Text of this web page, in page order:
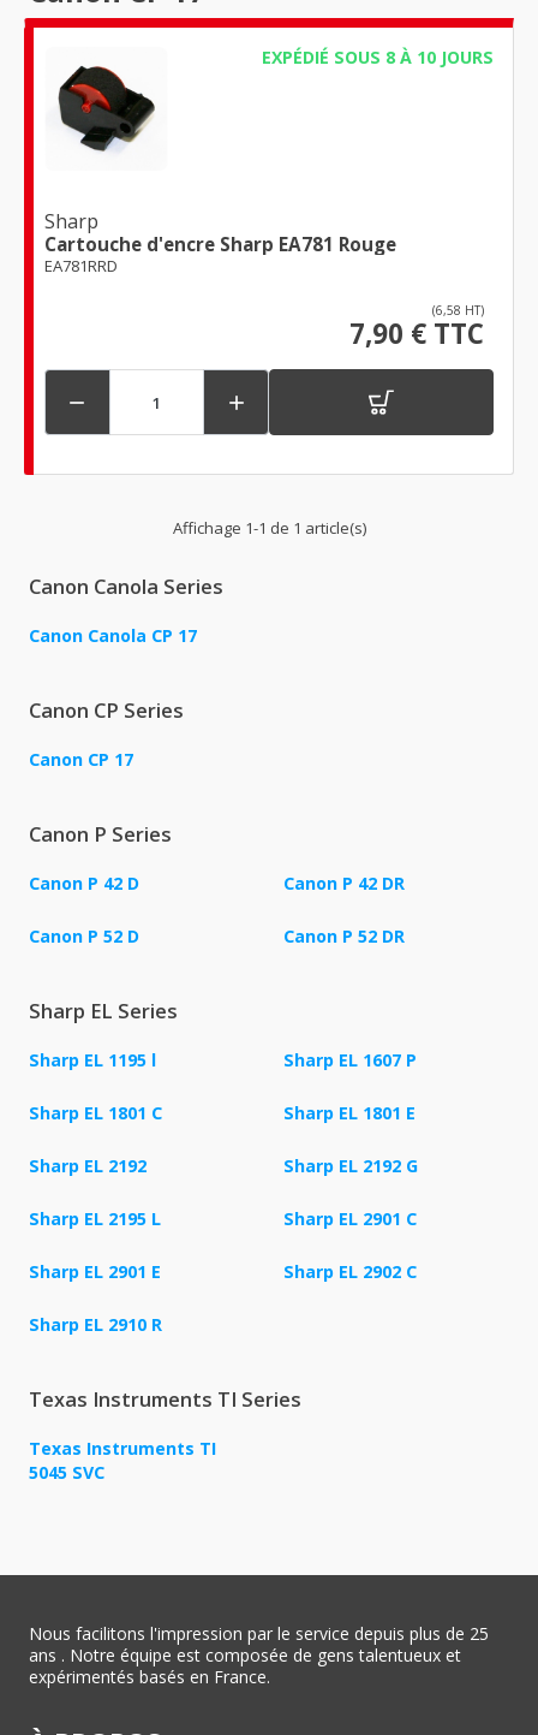
EXPÉDIÉ SOUS 8 À 10 JOURS
Sharp
Cartouche d'encre Sharp EA781 Rouge
EA781RRD
(6,58 HT)
7,90 € TTC
 
Affichage 1-1 de 1 article(s)
Canon Canola Series
Canon Canola CP 17
Canon CP Series
Canon CP 17
Canon P Series
Canon P 42 D Canon P 42 DR
Canon P 52 D Canon P 52 DR
Sharp EL Series
Sharp EL 1195 l Sharp EL 1607 P
Sharp EL 1801 C Sharp EL 1801 E
Sharp EL 2192 Sharp EL 2192 G
Sharp EL 2195 L Sharp EL 2901 C
Sharp EL 2901 E Sharp EL 2902 C
Sharp EL 2910 R
Texas Instruments TI Series
Texas Instruments TI
5045 SVC
Nous facilitons l'impression par le service depuis plus de 25
ans . Notre équipe est composée de gens talentueux et
expérimentés basés en France.